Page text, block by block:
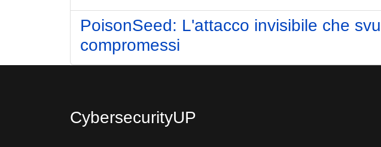
PoisonSeed: L'attacco invisibile che
compromessi
CybersecurityUP